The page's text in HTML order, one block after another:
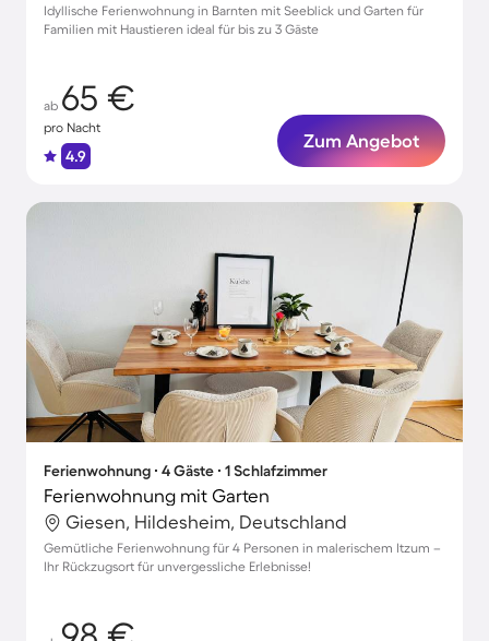
Idyllische Ferienwohnung in Barnten mit Seeblick und Garten für
Familien mit Haustieren ideal für bis zu 3 Gäste
ab 65 €
pro Nacht
4.9
Zum Angebot
Ferienwohnung ∙ 4 Gäste ∙ 1 Schlafzimmer
Ferienwohnung mit Garten
Giesen, Hildesheim, Deutschland
Gemütliche Ferienwohnung für 4 Personen in malerischem Itzum –
Ihr Rückzugsort für unvergessliche Erlebnisse!